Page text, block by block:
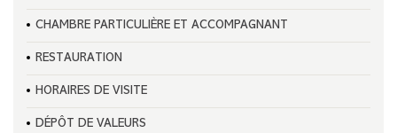
CHAMBRE PARTICULIÈRE ET ACCOMPAGNANT
RESTAURATION
HORAIRES DE VISITE
DÉPÔT DE VALEURS